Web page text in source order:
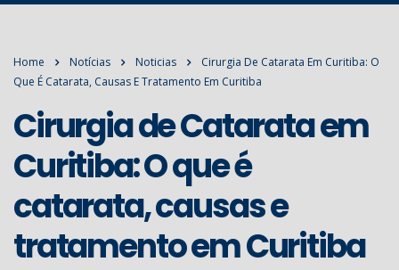
Home Notícias Noticias
Cirurgia De Catarata Em Curitiba: O
Que É Catarata, Causas E Tratamento Em Curitiba
Cirurgia de Catarata em
Curitiba: O que é
catarata, causas e
tratamento em Curitiba